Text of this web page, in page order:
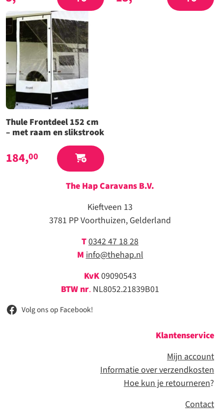
Thule Frontdeel 152 cm
– met raam en slikstrook
184,00
The Hap Caravans B.V.
Kieftveen 13
3781 PP Voorthuizen, Gelderland
T0342 47 18 28
M info@thehap.nl
KvK09090543
BTW nr. NL8052.21839B01
Volg ons op Facebook!
Klantenservice
Mijn account
Informatie over verzendkosten
Hoe kun je retourneren?
Contact